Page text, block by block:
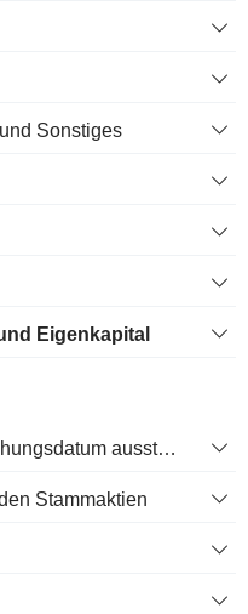
Sonstiges
Eigenkapital
Gesamtzahl der am Einreichungsdatum ausstehenden Aktien
Stammaktien